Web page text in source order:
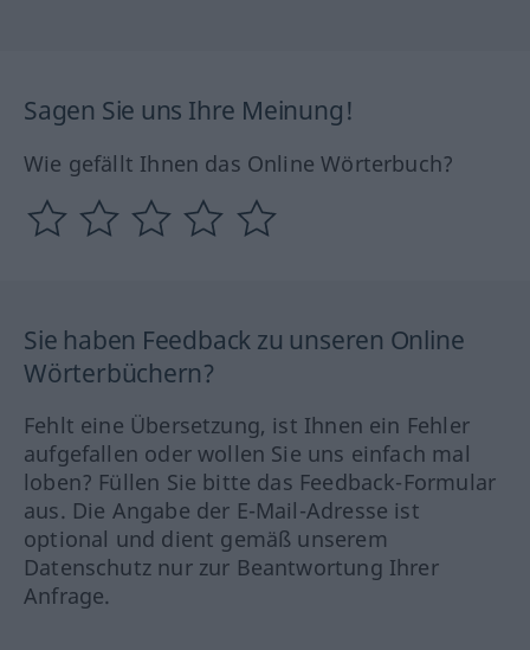
Sagen Sie uns Ihre Meinung!
Wie gefällt Ihnen das Online Wörterbuch?
Sie haben Feedback zu unseren Online
Wörterbüchern?
Fehlt eine Übersetzung, ist Ihnen ein Fehler
aufgefallen oder wollen Sie uns einfach mal
loben? Füllen Sie bitte das Feedback-Formular
aus. Die Angabe der E-Mail-Adresse ist
optional und dient gemäß unserem
Datenschutz nur zur Beantwortung Ihrer
Anfrage.